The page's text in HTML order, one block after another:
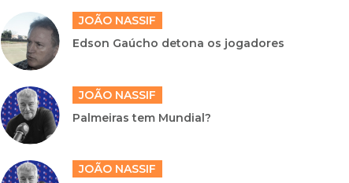
JOÃO NASSIF
Edson Gaúcho detona os jogadores
JOÃO NASSIF
Palmeiras tem Mundial?
JOÃO NASSIF